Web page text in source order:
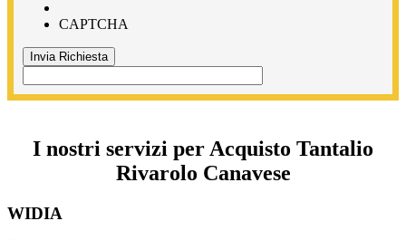
CAPTCHA
I nostri servizi per Acquisto Tantalio
Rivarolo Canavese
WIDIA